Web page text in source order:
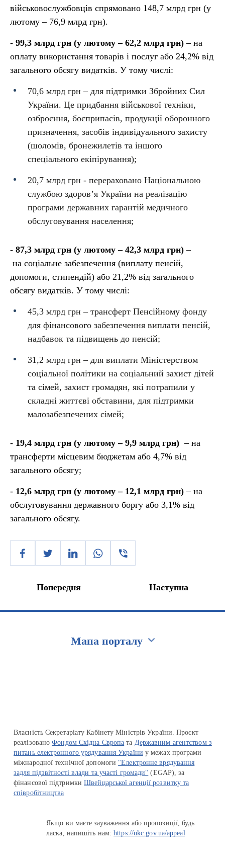
військовослужбовців спрямовано 148,7 млрд грн (у
лютому – 76,9 млрд грн).
- 99,3 млрд грн (у лютому – 62,2 млрд грн) – на
оплату використання товарів і послуг або 24,2% від
загального обсягу видатків. У тому числі:
70,6 млрд грн – для підтримки Збройних Сил
України. Це придбання військової техніки,
озброєння, боєприпасів, продукції оборонного
призначення, засобів індивідуального захисту
(шоломів, бронежилетів та іншого
спеціального екіпірування);
20,7 млрд грн - перераховано Національною
службою здоров’я України на реалізацію
програми державних гарантій медичного
обслуговування населення;
- 87,3 млрд грн (у лютому – 42,3 млрд грн)–
на соціальне забезпечення (виплату пенсій,
допомоги, стипендій) або 21,2% від загального
обсягу видатків. У тому числі:
45,3 млрд грн – трансферт Пенсійному фонду
для фінансового забезпечення виплати пенсій,
надбавок та підвищень до пенсій;
31,2 млрд грн – для виплати Міністерством
соціальної політики на соціальний захист дітей
та сімей, захист громадян, які потрапили у
складні життєві обставини, для підтримки
малозабезпечених сімей;
- 19,4 млрд грн (у лютому – 9,9 млрд грн) – на
трансферти місцевим бюджетам або 4,7% від
загального обсягу;
- 12,6 млрд грн (у лютому – 12,1 млрд грн)– на
обслуговування державного боргу або 3,1% від
загального обсягу.
Попередня Наступна
Мапа порталу
Власність Секретаріату Кабінету Міністрів України. Проєкт
реалізованоФондом Східна Європа та Державним агентством з
питань електронного урядування України у межах програми
міжнародної технічної допомоги "Електронне врядування
задля підзвітності влади та участі громади" (EGAP), за
фінансової підтримкиШвейцарської агенції розвитку та
співробітництва
Якщо ви маєте зауваження або пропозиції, будь
ласка, напишіть нам:https://ukc.gov.ua/appeal